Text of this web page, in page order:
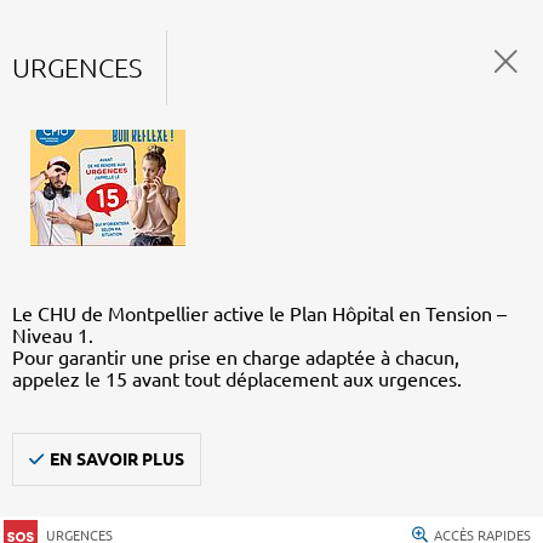
URGENCES
Le CHU de Montpellier active le Plan Hôpital en Tension –
Niveau 1.
Pour garantir une prise en charge adaptée à chacun,
appelez le 15 avant tout déplacement aux urgences.
EN SAVOIR PLUS
URGENCES ACCÈS RAPIDES